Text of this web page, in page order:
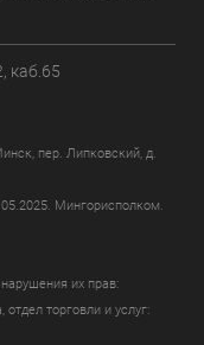
каб.65
пер. Липковский, д.
Мингорисполком.
их прав:
торговли и услуг: